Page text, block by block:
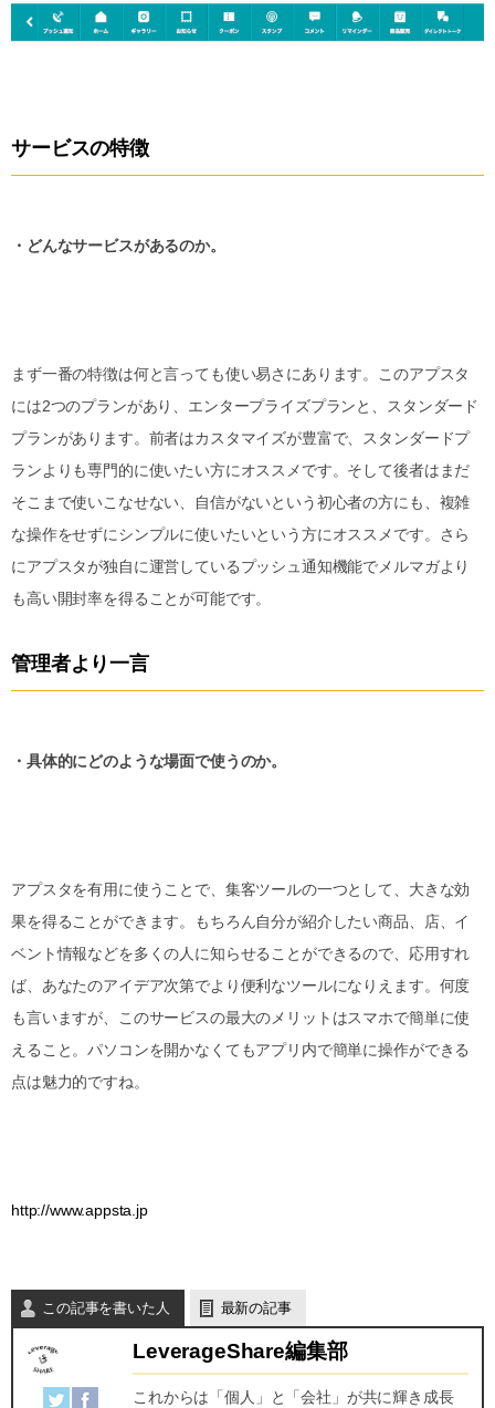
サービスの特徴
・どんなサービスがあるのか。
まず一番の特徴は何と言っても使い易さにあります。このアプスタ
には2つのプランがあり、エンタープライズプランと、スタンダード
プランがあります。前者はカスタマイズが豊富で、スタンダードプ
ランよりも専門的に使いたい方にオススメです。そして後者はまだ
そこまで使いこなせない、自信がないという初心者の方にも、複雑
な操作をせずにシンプルに使いたいという方にオススメです。さら
にアプスタが独自に運営しているプッシュ通知機能でメルマガより
も高い開封率を得ることが可能です。
管理者より一言
・具体的にどのような場面で使うのか。
アプスタを有用に使うことで、集客ツールの一つとして、大きな効
果を得ることができます。もちろん自分が紹介したい商品、店、イ
ベント情報などを多くの人に知らせることができるので、応用すれ
ば、あなたのアイデア次第でより便利なツールになりえます。何度
も言いますが、このサービスの最大のメリットはスマホで簡単に使
えること。パソコンを開かなくてもアプリ内で簡単に操作ができる
点は魅力的ですね。
http://www.appsta.jp
この記事を書いた人 最新の記事
LeverageShare編集部
これからは「個人」と「会社」が共に輝き成長